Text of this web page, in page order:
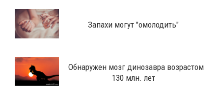
Запахи могут "омолодить"
Обнаружен мозг динозавра возрастом
130 млн. лет